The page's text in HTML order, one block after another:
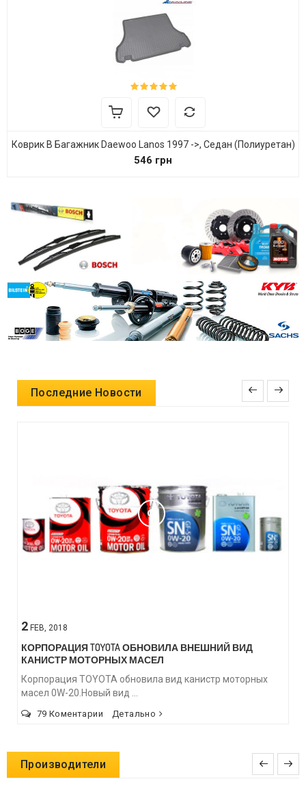
Коврик В Багажник Daewoo Lanos 1997 ->, Седан (полиуретан)
546 грн
Последние Новости
2 FEB, 2018
КОРПОРАЦИЯ TOYOTA ОБНОВИЛА ВНЕШНИЙ ВИД
КАНИСТР МОТОРНЫХ МАСЕЛ
Корпорация TOYOTA обновила вид канистр моторных
масел 0W-20.Новый вид ...
79 Коментарии Детально
Производители